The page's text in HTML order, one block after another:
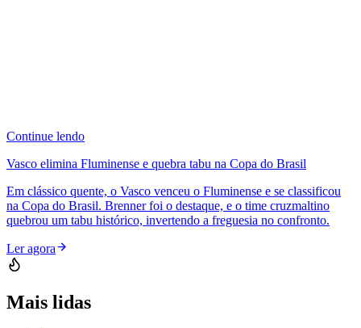
Continue lendo
Vasco elimina Fluminense e quebra tabu na Copa do Brasil
Em clássico quente, o Vasco venceu o Fluminense e se classificou
na Copa do Brasil. Brenner foi o destaque, e o time cruzmaltino
quebrou um tabu histórico, invertendo a freguesia no confronto.
Ler agora
Mais lidas